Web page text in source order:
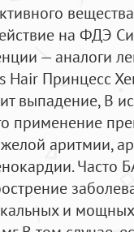
на ФДЭ
— аналоги
Hair Принцесс
выпадение, В
применение
аритмии,
и